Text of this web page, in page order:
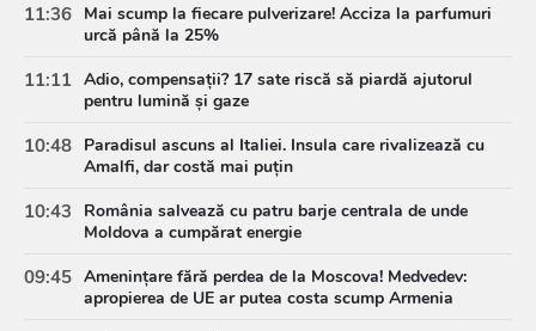
11:36 Mai scump la fiecare pulverizare! Acciza la parfumuri
urcă până la 25%
11:11 Adio, compensații? 17 sate riscă să piardă ajutorul
pentru lumină și gaze
10:48 Paradisul ascuns al Italiei. Insula care rivalizează cu
Amalfi, dar costă mai puțin
10:43
România salvează cu patru barje centrala de unde
Moldova a cumpărat energie
09:45 Amenințare fără perdea de la Moscova! Medvedev:
apropierea de UE ar putea costa scump Armenia